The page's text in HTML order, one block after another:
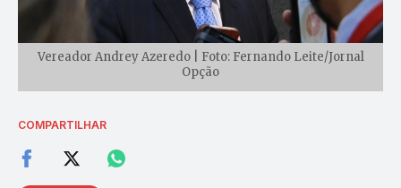
Vereador Andrey Azeredo | Foto: Fernando Leite/Jornal
Opção
COMPARTILHAR